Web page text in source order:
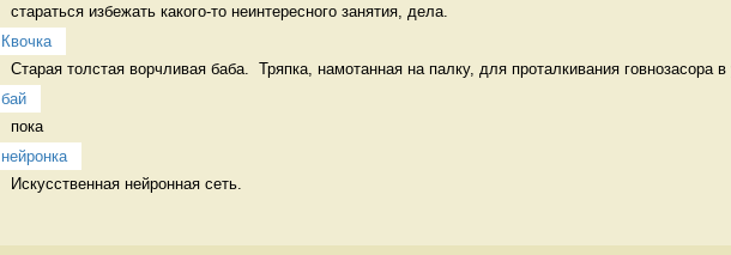
стараться избежать какого-то неинтересного занятия, дела.
Квочка
Старая толстая ворчливая баба.  Тряпка, намотанная на палку, для проталкивания говнозасора в
бай
пока
нейронка
Искусственная нейронная сеть.